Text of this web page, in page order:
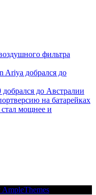
фильтра
Ariya добрался до
до Австралии
на батарейках
мощнее и